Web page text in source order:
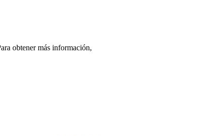
obtener más información,